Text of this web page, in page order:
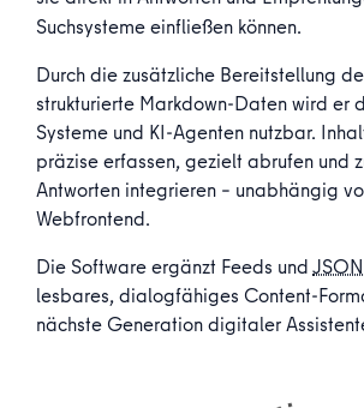
Suchsysteme einfließen können.
Durch die zusätzliche Bereitstellung
strukturierte Markdown-Daten wird er
Systeme und KI-Agenten nutzbar.
präzise erfassen, gezielt abrufen und
Antworten integrieren – unabhängig
Webfrontend.
Die Software ergänzt Feeds und
lesbares, dialogfähiges Content-
nächste Generation digitaler